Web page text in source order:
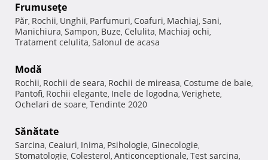
Frumuseţe
Păr, Rochii, Unghii, Parfumuri, Coafuri, Machiaj, Sani,
Manichiura, Sampon, Buze, Celulita, Machiaj ochi,
Tratament celulita, Salonul de acasa
Modă
Rochii, Rochii de seara, Rochii de mireasa, Costume de baie,
Pantofi, Rochii elegante, Inele de logodna, Verighete,
Ochelari de soare, Tendinte 2020
Sănătate
Sarcina, Ceaiuri, Inima, Psihologie, Ginecologie,
Stomatologie, Colesterol, Anticonceptionale, Test sarcina,